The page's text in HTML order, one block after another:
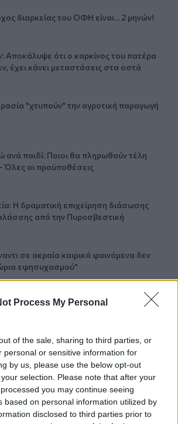
Process My Personal
of the sale, sharing to third parties, or
personal or sensitive information for
by us, please use the below opt-out
selection. Please note that after your
you may continue seeing
based on personal information utilized by
disclosed to third parties prior to
διαρκείας του ΟΦΗ είναι... 2 μηνών!
Αποκάλυψε ότι ο καρκίνος του πατέρα
έχει κάνει μεταστάσεις στα οστά
"χτυπούν" την αγροτική παραγωγή
ανά παιδί: Ποιοι θα πληρωθούν τέλη
Όλες οι προϋποθέσεις
Η δραματική επιχείρηση διάσωσης
από την Πυροσβεστική
σε ακραία καιρικά φαινόμενα δεν
εφησυχασμού"
στη Σίνδο - Σηκώθηκε
και οι δύο αξονικοί
οι νεκροί μετά τον θάνατο ενός
στην επίθεση με πυροβολισμούς σε